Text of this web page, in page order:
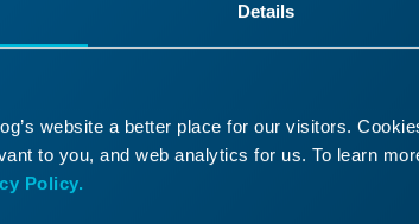
Details
website a better place for our visitors.
to you, and web analytics for us. To learn
Policy. tu viaje con